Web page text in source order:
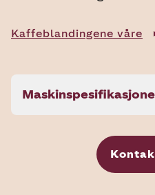
Kaffeblandingene våre